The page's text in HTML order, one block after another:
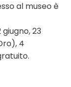
al museo è
23
4